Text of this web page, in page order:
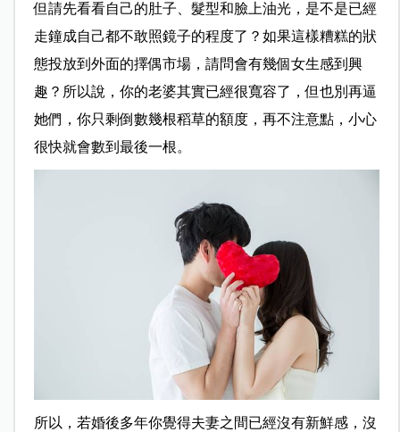
但請先看看自己的肚子、髮型和臉上油光，是不是已經
走鐘成自己都不敢照鏡子的程度了？如果這樣糟糕的狀
態投放到外面的擇偶市場，請問會有幾個女生感到興
趣？所以說，你的老婆其實已經很寬容了，但也別再逼
她們，你只剩倒數幾根稻草的額度，再不注意點，小心
很快就會數到最後一根。
所以，若婚後多年你覺得夫妻之間已經沒有新鮮感，沒